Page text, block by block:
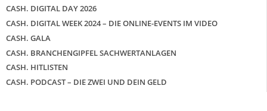
CASH. DIGITAL DAY 2026
CASH. DIGITAL WEEK 2024 – DIE ONLINE-EVENTS IM VIDEO
CASH. GALA
CASH. BRANCHENGIPFEL SACHWERTANLAGEN
CASH. HITLISTEN
CASH. PODCAST – DIE ZWEI UND DEIN GELD